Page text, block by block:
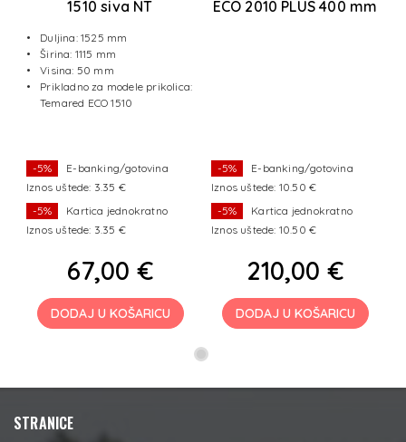
1510 siva NT
Duljina: 1525 mm
Širina: 1115 mm
Visina: 50 mm
Prikladno za modele prikolica:
Temared ECO 1510
-5%
E-banking/gotovina
Iznos uštede: 3.35 €
-5%
Kartica jednokratno
Iznos uštede: 3.35 €
67,00 €
DODAJ U KOŠARICU
ECO 2010 PLUS 400 mm
-5%
E-banking/gotovina
Iznos uštede: 10.50 €
-5%
Kartica jednokratno
Iznos uštede: 10.50 €
210,00 €
DODAJ U KOŠARICU
STRANICE